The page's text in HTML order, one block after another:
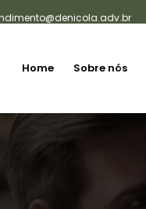
Home Sobre nós